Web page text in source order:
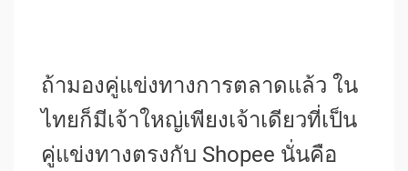
ถ้ามองคู่แข่งทางการตลาดแล้ว ใน
ไทยก็มีเจ้าใหญ่เพียงเจ้าเดียวที่เป็น
คู่แข่งทางตรงกับ Shopee นั่นคือ